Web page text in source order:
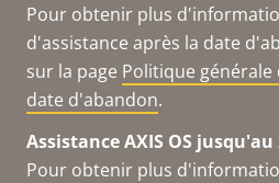
Pour obtenir plus
d'assistance après la date
sur la page Politique
date d'abandon.
Assistance AXIS OS jusqu'au
Pour obtenir plus